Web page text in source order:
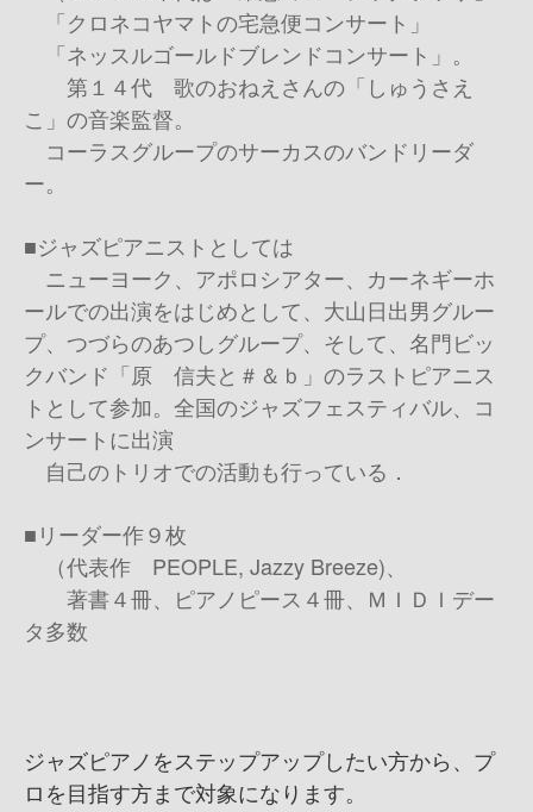
「クロネコヤマトの宅急便コンサート」
「ネッスルゴールドブレンドコンサート」。
第１４代 歌のおねえさんの「しゅうさえ
こ」の音楽監督。
コーラスグループのサーカスのバンドリーダ
ー。
■ジャズピアニストとしては
ニューヨーク、アポロシアター、カーネギーホ
ールでの出演をはじめとして、大山日出男グルー
プ、つづらのあつしグループ、そして、名門ビッ
クバンド「原 信夫と＃＆ｂ」のラストピアニス
トとして参加。全国のジャズフェスティバル、コ
ンサートに出演
自己のトリオでの活動も行っている．
■リーダー作９枚
（代表作 PEOPLE, Jazzy Breeze)、
著書４冊、ピアノピース４冊、ＭＩＤＩデー
タ多数
ジャズピアノをステップアップしたい方から、プ
ロを目指す方まで対象になります。